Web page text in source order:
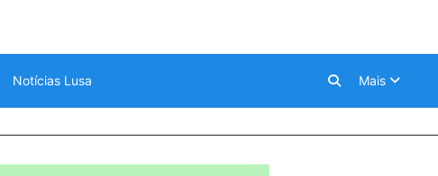
Notícias Lusa Mais